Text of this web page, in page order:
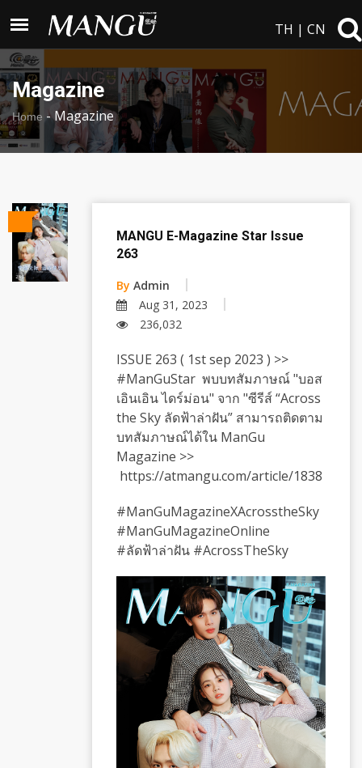
TH | CN
Magazine
Home - Magazine
MANGU E-Magazine Star Issue
263
By Admin
Aug 31, 2023
236,032
ISSUE 263 ( 1st sep 2023 ) >>
#ManGuStar พบบทสัมภาษณ์ "บอส
เอินเอิน ไดร์ม่อน" จาก "ซีรีส์ “Across
the Sky ลัดฟ้าล่าฝัน” สามารถติดตาม
บทสัมภาษณ์ได้ใน ManGu
Magazine >>
https://atmangu.com/article/1838
#ManGuMagazineXAcrosstheSky
#ManGuMagazineOnline
#ลัดฟ้าล่าฝัน #AcrossTheSky